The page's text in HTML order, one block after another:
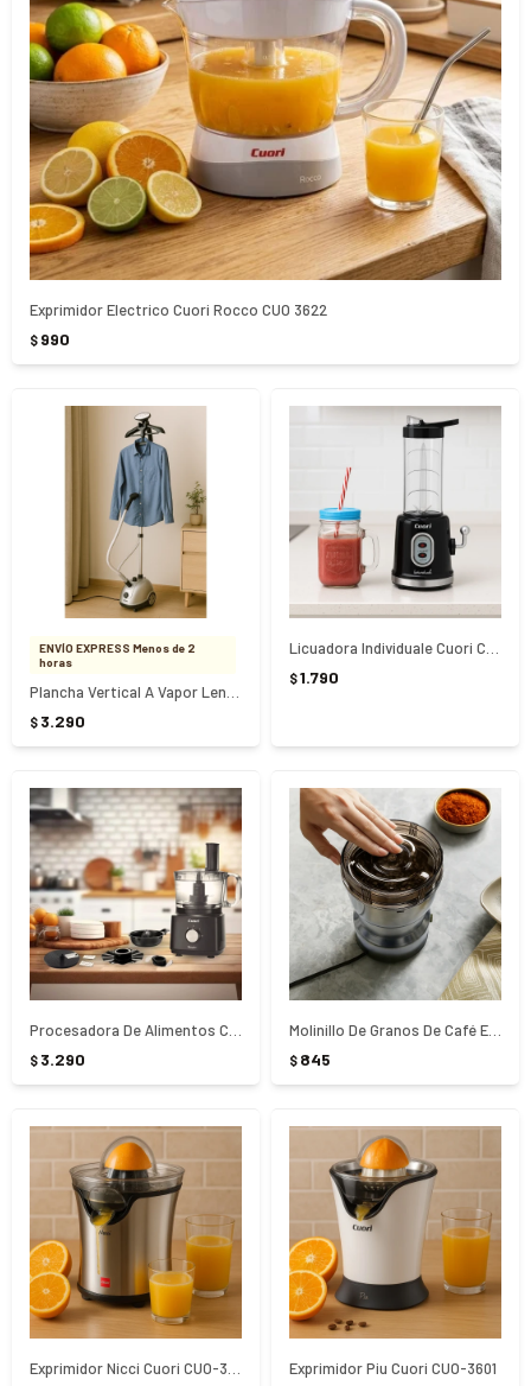
Exprimidor Electrico Cuori Rocco CUO 3622
$ 990
ENVÍO EXPRESS Menos de 2
horas
$ 3.290
$1.790
$ 3.290 $ 845
Exprimidor Piu Cuori CUO-3601